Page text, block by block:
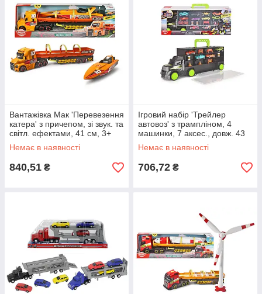
Вантажівка Мак 'Перевезення
катера' з причепом, зі звук. та
світл. ефектами, 41 см, 3+
Немає в наявності
840,51 ₴
Ігровий набір 'Трейлер
автовоз' з трампліном, 4
машинки, 7 аксес., довж. 43
см, 3+
Немає в наявності
706,72 ₴